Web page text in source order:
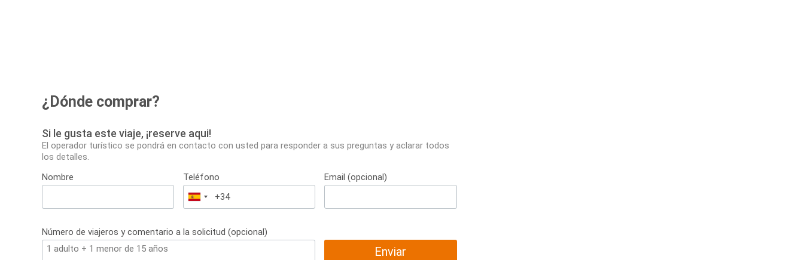
¿Dónde comprar?
Si le gusta este viaje, ¡reserve aqui!
El operador turístico se pondrá en contacto con usted para responder a sus preguntas y aclarar todos
los detalles.
Nombre
Teléfono
España
+34
Email (opcional)
Número de viajeros y comentario a la solicitud (opcional)
Enviar